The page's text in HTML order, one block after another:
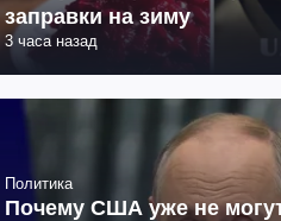
заправки на зиму
3 часа назад
Политика
Почему США уже не